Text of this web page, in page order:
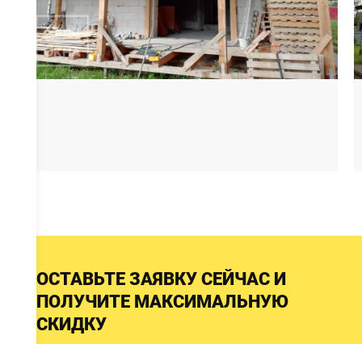
ОСТАВЬТЕ ЗАЯВКУ СЕЙЧАС И
ПОЛУЧИТЕ МАКСИМАЛЬНУЮ
СКИДКУ